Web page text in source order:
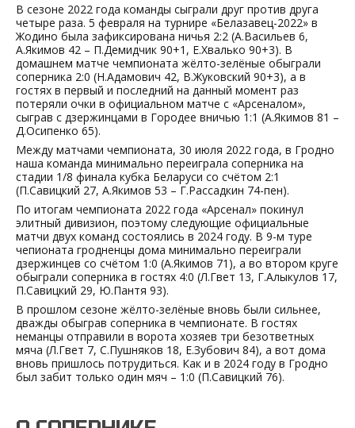
В сезоне 2022 года команды сыграли друг против друга
четыре раза. 5 февраля на турнире «Белазавец-2022» в
Жодино была зафиксирована ничья 2:2 (А.Васильев 6,
А.Якимов 42 – П.Демидчик 90+1, Е.Хвалько 90+3). В
домашнем матче чемпионата жёлто-зелёные обыграли
соперника 2:0 (Н.Адамович 42, В.Жуковский 90+3), а в
гостях в первый и последний на данный момент раз
потеряли очки в официальном матче с «Арсеналом»,
сыграв с дзержинцами в Городее вничью 1:1 (А.Якимов 81 –
Д.Осипенко 65).
Между матчами чемпионата, 30 июля 2022 года, в Гродно
наша команда минимально переиграла соперника на
стадии 1/8 финала кубка Беларуси со счётом 2:1
(П.Савицкий 27, А.Якимов 53 – Г.Рассадкин 74-пен).
По итогам чемпионата 2022 года «Арсенал» покинул
элитный дивизион, поэтому следующие официальные
матчи двух команд состоялись в 2024 году. В 9-м туре
чепионата гродненцы дома минимально переиграли
дзержинцев со счётом 1:0 (А.Якимов 71), а во втором круге
обыграли соперника в гостях 4:0 (Л.Гвет 13, Г.Алыкулов 17,
П.Савицкий 29, Ю.Пантя 93).
В прошлом сезоне жёлто-зелёные вновь были сильнее,
дважды обыграв соперника в чемпионате. В гостях
неманцы отправили в ворота хозяев три безответных
мяча (Л.Гвет 7, С.Пушняков 18, Е.Зубович 84), а вот дома
вновь пришлось потрудиться. Как и в 2024 году в Гродно
был забит только один мяч – 1:0 (П.Савицкий 76).